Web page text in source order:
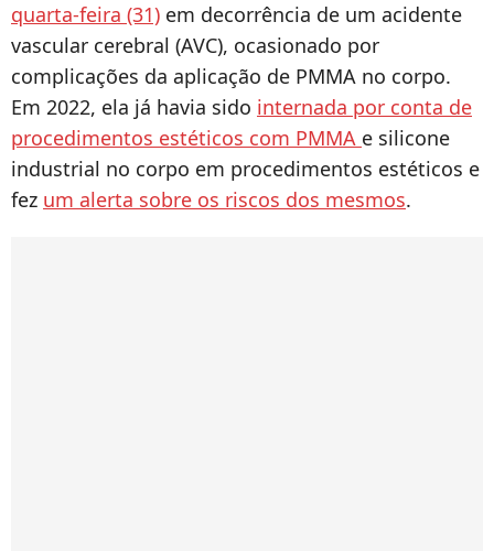
quarta-feira (31) em decorrência de um acidente
vascular cerebral (AVC), ocasionado por
complicações da aplicação de PMMA no corpo.
Em 2022, ela já havia sido internada por conta de
procedimentos estéticos com PMMA e silicone
industrial no corpo em procedimentos estéticos e
fez um alerta sobre os riscos dos mesmos.